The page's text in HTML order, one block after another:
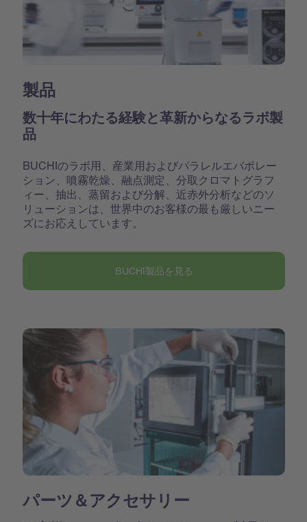
製品
数十年にわたる経験と革新からなるラボ製
品
BUCHIのラボ用、産業用およびパラレルエバポレー
ション、噴霧乾燥、融点測定、分取クロマトグラフ
ィー、抽出、蒸留および分解、近赤外分析などのソ
リューションは、世界中のお客様の最も厳しいニー
ズにお応えしています。
BUCHI製品を見る
パーツ＆アクセサリー